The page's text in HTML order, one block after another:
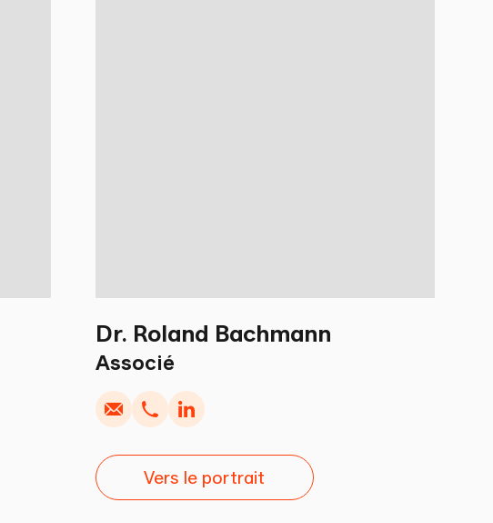
Dr. Roland Bachmann
Associé
Appel Copier
Vers le portrait